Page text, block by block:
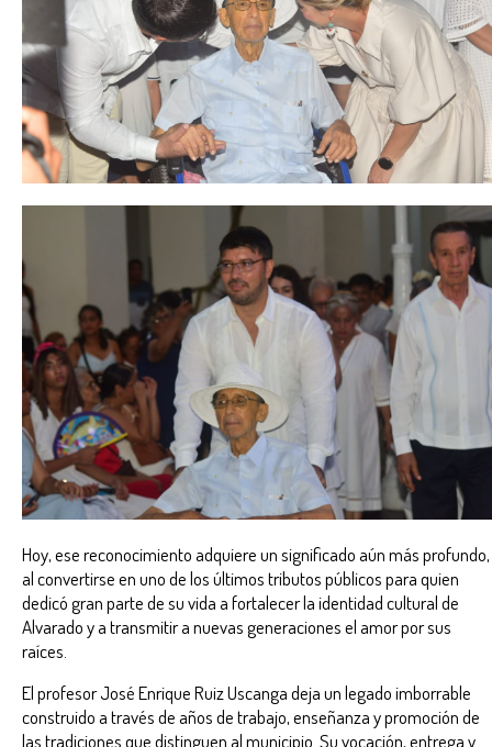
Hoy, ese reconocimiento adquiere un significado aún más profundo,
al convertirse en uno de los últimos tributos públicos para quien
dedicó gran parte de su vida a fortalecer la identidad cultural de
Alvarado y a transmitir a nuevas generaciones el amor por sus
raíces.
El profesor José Enrique Ruiz Uscanga deja un legado imborrable
construido a través de años de trabajo, enseñanza y promoción de
las tradiciones que distinguen al municipio. Su vocación, entrega y